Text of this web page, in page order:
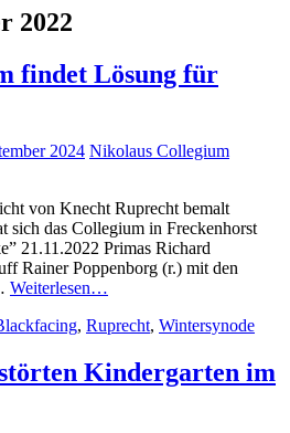
2022
findet Lösung für
2024 Nikolaus Collegium
von Knecht Ruprecht bemalt
sich das Collegium in Freckenhorst
21.11.2022 Primas Richard
Rainer Poppenborg (r.) mit den
Weiterlesen…
Lösung
Blackfacing
, Ruprecht, Wintersynode
Kindergarten im